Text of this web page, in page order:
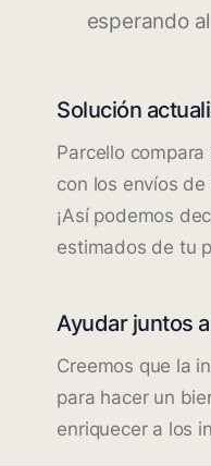
esperando
Solución
Parcello
con los envíos
¡Así podemos
estimados de tu
Ayudar juntos
Creemos que la
para hacer un
enriquecer a los